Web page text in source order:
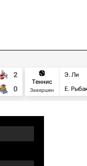
2
0
Теннис
Завершен
Э. Ли
Е.